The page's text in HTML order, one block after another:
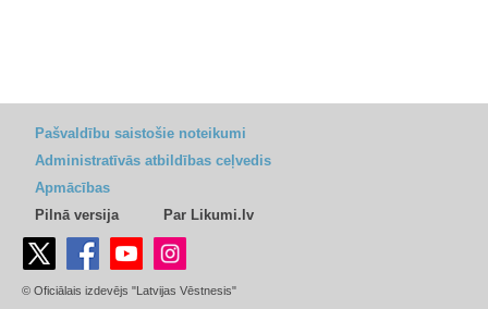
Pašvaldību saistošie noteikumi
Administratīvās atbildības ceļvedis
Apmācības
Pilnā versija
Par Likumi.lv
© Oficiālais izdevējs "Latvijas Vēstnesis"